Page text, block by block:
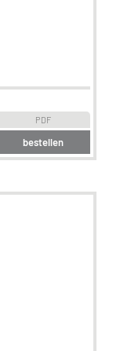
PDF
bestellen